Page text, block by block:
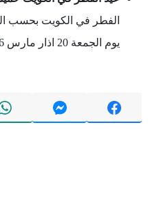
الفطر في الكويت بحسب
يوم الجمعة 20 اذار مارس 2026.